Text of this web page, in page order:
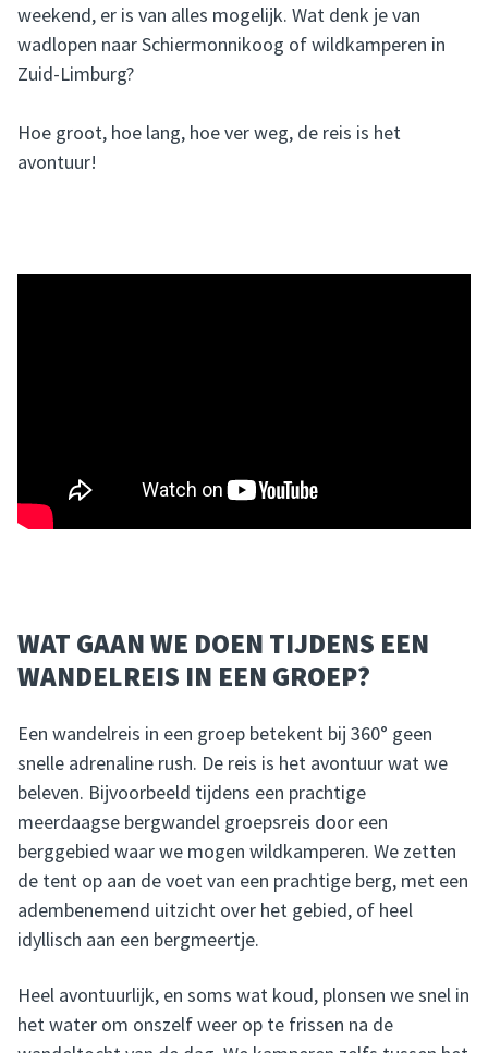
weekend, er is van alles mogelijk. Wat denk je van
wadlopen naar Schiermonnikoog of wildkamperen in
Zuid-Limburg?
Hoe groot, hoe lang, hoe ver weg, de reis is het
avontuur!
WAT GAAN WE DOEN TIJDENS EEN
WANDELREIS IN EEN GROEP?
Een wandelreis in een groep betekent bij 360° geen
snelle adrenaline rush. De reis is het avontuur wat we
beleven. Bijvoorbeeld tijdens een prachtige
meerdaagse bergwandel groepsreis door een
berggebied waar we mogen wildkamperen. We zetten
de tent op aan de voet van een prachtige berg, met een
adembenemend uitzicht over het gebied, of heel
idyllisch aan een bergmeertje.
Heel avontuurlijk, en soms wat koud, plonsen we snel in
het water om onszelf weer op te frissen na de